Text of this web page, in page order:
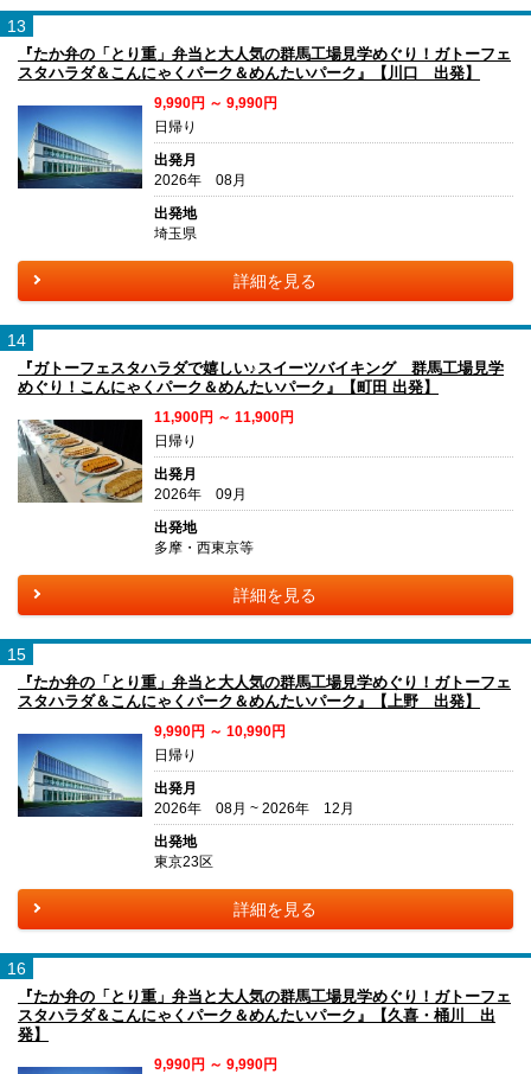
13
『たか弁の「とり重」弁当と大人気の群馬工場見学めぐり！ガトーフェ
スタハラダ＆こんにゃくパーク＆めんたいパーク』【川口 出発】
9,990円 ～ 9,990円
日帰り
出発月
2026年 08月
出発地
埼玉県
詳細を見る
14
『ガトーフェスタハラダで嬉しい♪スイーツバイキング 群馬工場見学
めぐり！こんにゃくパーク＆めんたいパーク』【町田 出発】
11,900円 ～ 11,900円
日帰り
出発月
2026年 09月
出発地
多摩・西東京等
詳細を見る
15
『たか弁の「とり重」弁当と大人気の群馬工場見学めぐり！ガトーフェ
スタハラダ＆こんにゃくパーク＆めんたいパーク』【上野 出発】
9,990円 ～ 10,990円
日帰り
出発月
2026年 08月 ~ 2026年 12月
出発地
東京23区
詳細を見る
16
『たか弁の「とり重」弁当と大人気の群馬工場見学めぐり！ガトーフェ
スタハラダ＆こんにゃくパーク＆めんたいパーク』【久喜・桶川 出
発】
9,990円 ～ 9,990円